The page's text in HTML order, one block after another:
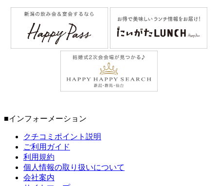
■インフォーメーション
クチコミポイント説明
ご利用ガイド
利用規約
個人情報の取り扱いについて
会社案内